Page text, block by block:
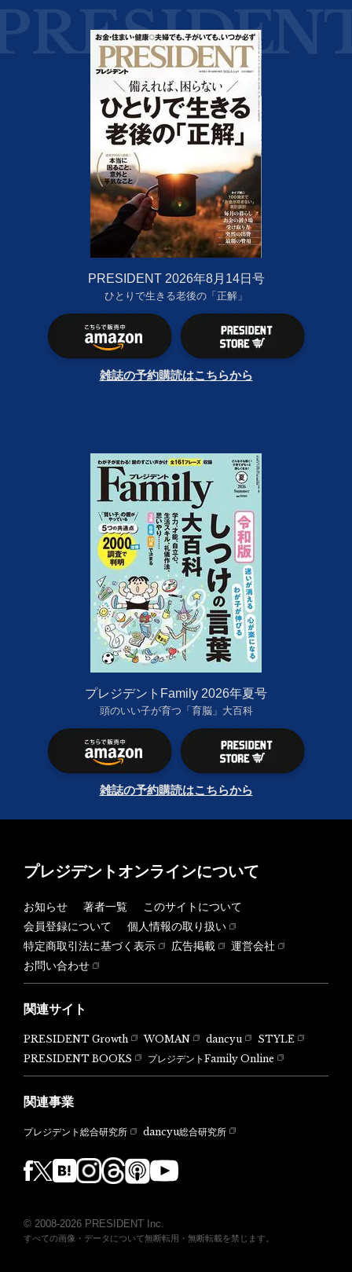
PRESIDENT 2026年8月14日号
ひとりで生きる老後の「正解」
雑誌の予約購読はこちらから
プレジデントFamily 2026年夏号
頭のいい子が育つ「育脳」大百科
雑誌の予約購読はこちらから
プレジデントオンラインについて
お知らせ 著者一覧
このサイトについて
会員登録について
個人情報の取り扱い
特定商取引法に基づく表示
広告掲載
運営会社
お問い合わせ
関連サイト
PRESIDENT Growth WOMAN dancyu
STYLE
PRESIDENT BOOKS
プレジデントFamily Online
関連事業
プレジデント総合研究所 dancyu総合研究所
© 2008-2026 PRESIDENT Inc.
すべての画像・データについて無断転用・無断転載を禁じます。